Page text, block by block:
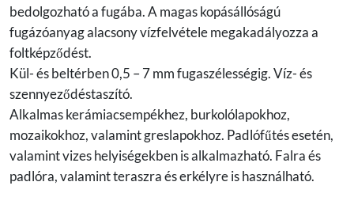
bedolgozható a fugába. A magas kopásállóságú
fugázóanyag alacsony vízfelvétele megakadályozza a
foltképződést.
Kül- és beltérben 0,5 – 7 mm fugaszélességig. Víz- és
szennyeződéstaszító.
Alkalmas kerámiacsempékhez, burkolólapokhoz,
mozaikokhoz, valamint greslapokhoz. Padlófűtés esetén,
valamint vizes helyiségekben is alkalmazható. Falra és
padlóra, valamint teraszra és erkélyre is használható.